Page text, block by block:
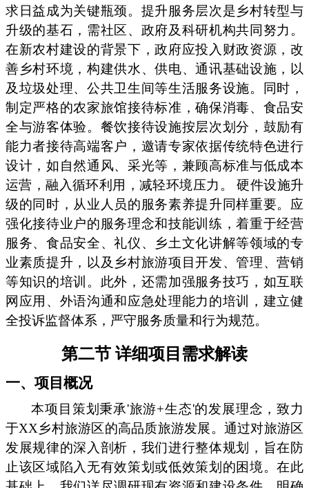
求日益成为关键瓶颈。提升服务层次是乡村转型与
升级的基石，需社区、政府及科研机构共同努力。
在新农村建设的背景下，政府应投入财政资源，改
善乡村环境，构建供水、供电、通讯基础设施，以
及垃圾处理、公共卫生间等生活服务设施。同时，
制定严格的农家旅馆接待标准，确保消毒、食品安
全与游客体验。餐饮接待设施按层次划分，鼓励有
能力者接待高端客户，邀请专家依据传统特色进行
设计，如自然通风、采光等，兼顾高标准与低成本
运营，融入循环利用，减轻环境压力。 硬件设施升
级的同时，从业人员的服务素养提升同样重要。应
强化接待业户的服务理念和技能训练，着重于经营
服务、食品安全、礼仪、乡土文化讲解等领域的专
业素质提升，以及乡村旅游项目开发、管理、营销
等知识的培训。此外，还需加强服务技巧，如互联
网应用、外语沟通和应急处理能力的培训，建立健
全投诉监督体系，严守服务质量和行为规范。
第二节 详细项目需求解读
一、项目概况
本项目策划秉承'旅游+生态'的发展理念，致力
于XX乡村旅游区的高品质旅游发展。通过对旅游区
发展规律的深入剖析，我们进行整体规划，旨在防
止该区域陷入无有效策划或低效策划的困境。在此